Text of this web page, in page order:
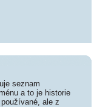
seznam
a to je historie
ale z